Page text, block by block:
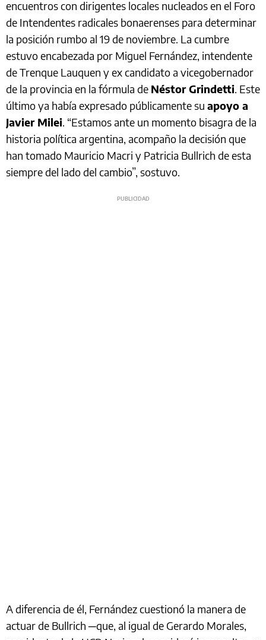
encuentros con dirigentes locales nucleados en el Foro
de Intendentes radicales bonaerenses para determinar
la posición rumbo al 19 de noviembre. La cumbre
estuvo encabezada por Miguel Fernández, intendente
de Trenque Lauquen y ex candidato a vicegobernador
de la provincia en la fórmula de Néstor Grindetti. Este
último ya había expresado públicamente su apoyo a
Javier Milei. “Estamos ante un momento bisagra de la
historia política argentina, acompaño la decisión que
han tomado Mauricio Macri y Patricia Bullrich de esta
siempre del lado del cambio”, sostuvo.
A diferencia de él, Fernández cuestionó la manera de
actuar de Bullrich ─que, al igual de Gerardo Morales,